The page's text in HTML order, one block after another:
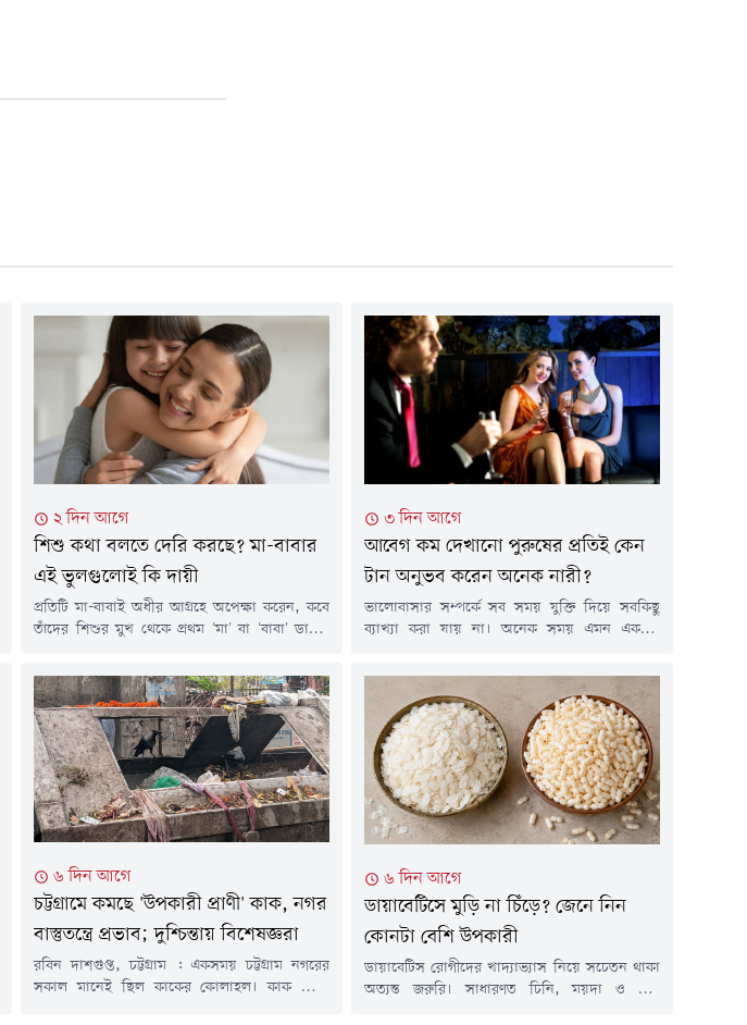
২ দিন আগে
শিশু কথা বলতে দেরি করছে? মা-বাবার
এই ভুলগুলোই কি দায়ী
প্রতিটি মা-বাবাই অধীর আগ্রহে অপেক্ষা করেন, কবে
তাঁদের শিশুর মুখ থেকে প্রথম 'মা' বা 'বাবা' ডাকটি
অন্যতম গুরুত্বপূর্ণ মাইলফলক। তবে বর্তমানে অনেক
শিশুরই নির্ধারিত সময়ের তুলনায় কথা বলতে দেরি
হচ্ছে, যাকে চিকিৎসাবিজ্ঞানের ভাষায় বলা হয় 'স্পিচ
ডিলে'।চিকিৎসকদের মতে, শিশুর জীবনের প্রথম
তিন...
৩ দিন আগে
আবেগ কম দেখানো পুরুষের প্রতিই কেন
টান অনুভব করেন অনেক নারী?
ভালোবাসার সম্পর্কে সব সময় যুক্তি দিয়ে সবকিছু
ব্যাখ্যা করা যায় না। অনেক সময় এমন একজন
অনুভূতি সহজে প্রকাশ করেন না বা সম্পর্ক নিয়ে খুব
বেশি আগ্রহ দেখান না। বিশেষজ্ঞদের মতে, এমন
আকর্ষণের পেছনে মানুষের স্বাভাবিক মনস্তাত্ত্বিক কিছু
কারণ কাজ করে।তাদের ভাষ্য, আবেগ সংযত...
৬ দিন আগে
চট্টগ্রামে কমছে 'উপকারী প্রাণী' কাক, নগর
বাস্তুতন্ত্রে প্রভাব; দুশ্চিন্তায় বিশেষজ্ঞরা
রবিন দাশগুপ্ত, চট্টগ্রাম : একসময় চট্টগ্রাম নগরের
সকাল মানেই ছিল কাকের কোলাহল। কাক ডাকা
৬ দিন আগে
ডায়াবেটিসে মুড়ি না চিঁড়ে? জেনে নিন
কোনটা বেশি উপকারী
ডায়াবেটিস রোগীদের খাদ্যাভ্যাস নিয়ে সচেতন থাকা
অত্যন্ত জরুরি। সাধারণত চিনি, ময়দা ও উচ্চ